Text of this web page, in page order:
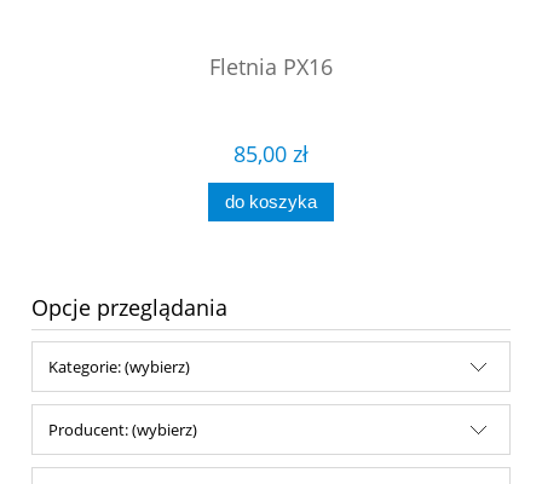
Fletnia PX16
85,00 zł
do koszyka
Opcje przeglądania
Kategorie: (wybierz)
Producent: (wybierz)